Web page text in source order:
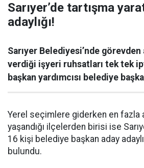
Sarıyer’de tartışma
adaylığı!
Sarıyer Belediyesi’nde görevden
verdiği işyeri ruhsatları tek tek
başkan yardımcısı belediye
Yerel seçimlere giderken en fazla
yaşandığı ilçelerden birisi ise
16 kişi belediye başkan aday
bulundu.